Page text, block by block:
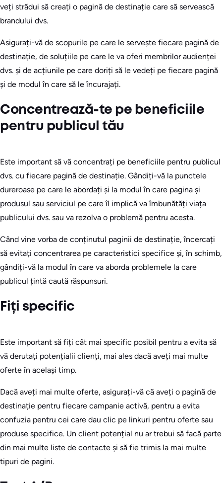
veți strădui să creați o pagină de destinație care să servească
brandului dvs.
Asigurați-vă de scopurile pe care le servește fiecare pagină de
destinație, de soluțiile pe care le va oferi membrilor audienței
dvs. și de acțiunile pe care doriți să le vedeți pe fiecare pagină
și de modul în care să le încurajați.
Concentrează-te pe beneficiile
pentru publicul tău
Este important să vă concentrați pe beneficiile pentru publicul
dvs. cu fiecare pagină de destinație. Gândiți-vă la punctele
dureroase pe care le abordați și la modul în care pagina și
produsul sau serviciul pe care îl implică va îmbunătăți viața
publicului dvs. sau va rezolva o problemă pentru acesta.
Când vine vorba de conținutul paginii de destinație, încercați
să evitați concentrarea pe caracteristici specifice și, în schimb,
gândiți-vă la modul în care va aborda problemele la care
publicul țintă caută răspunsuri.
Fiți specific
Este important să fiți cât mai specific posibil pentru a evita să
vă derutați potențialii clienți, mai ales dacă aveți mai multe
oferte în același timp.
Dacă aveți mai multe oferte, asigurați-vă că aveți o pagină de
destinație pentru fiecare campanie activă, pentru a evita
confuzia pentru cei care dau clic pe linkuri pentru oferte sau
produse specifice. Un client potențial nu ar trebui să facă parte
din mai multe liste de contacte și să fie trimis la mai multe
tipuri de pagini.